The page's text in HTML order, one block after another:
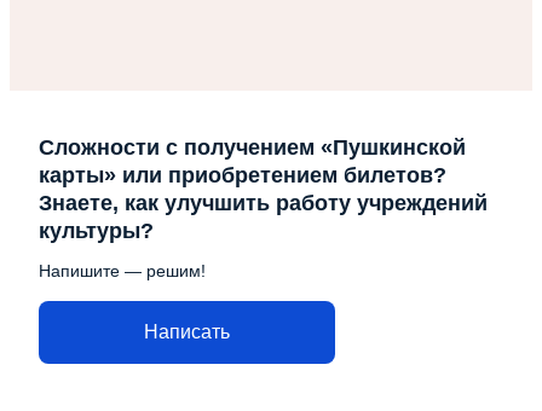
Сложности с получением «Пушкинской
карты» или приобретением билетов?
Знаете, как улучшить работу учреждений
культуры?
Напишите — решим!
Написать